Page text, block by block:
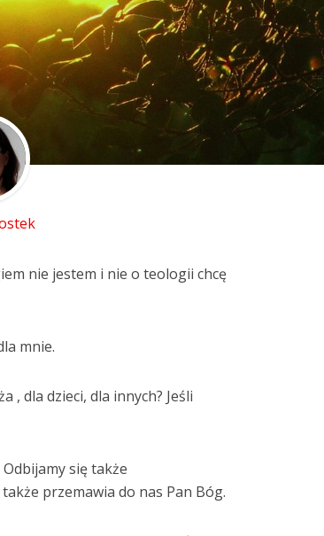
nie jestem i nie o teologii chcę
mnie.
, dla dzieci, dla innych? Jeśli
się także
przemawia do nas Pan Bóg.